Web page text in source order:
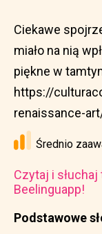
Podstawowe
Ciekawe
miało na nią
piękne w
https://
renaissance-
Średnio
Czytaj i
Beelinguapp!